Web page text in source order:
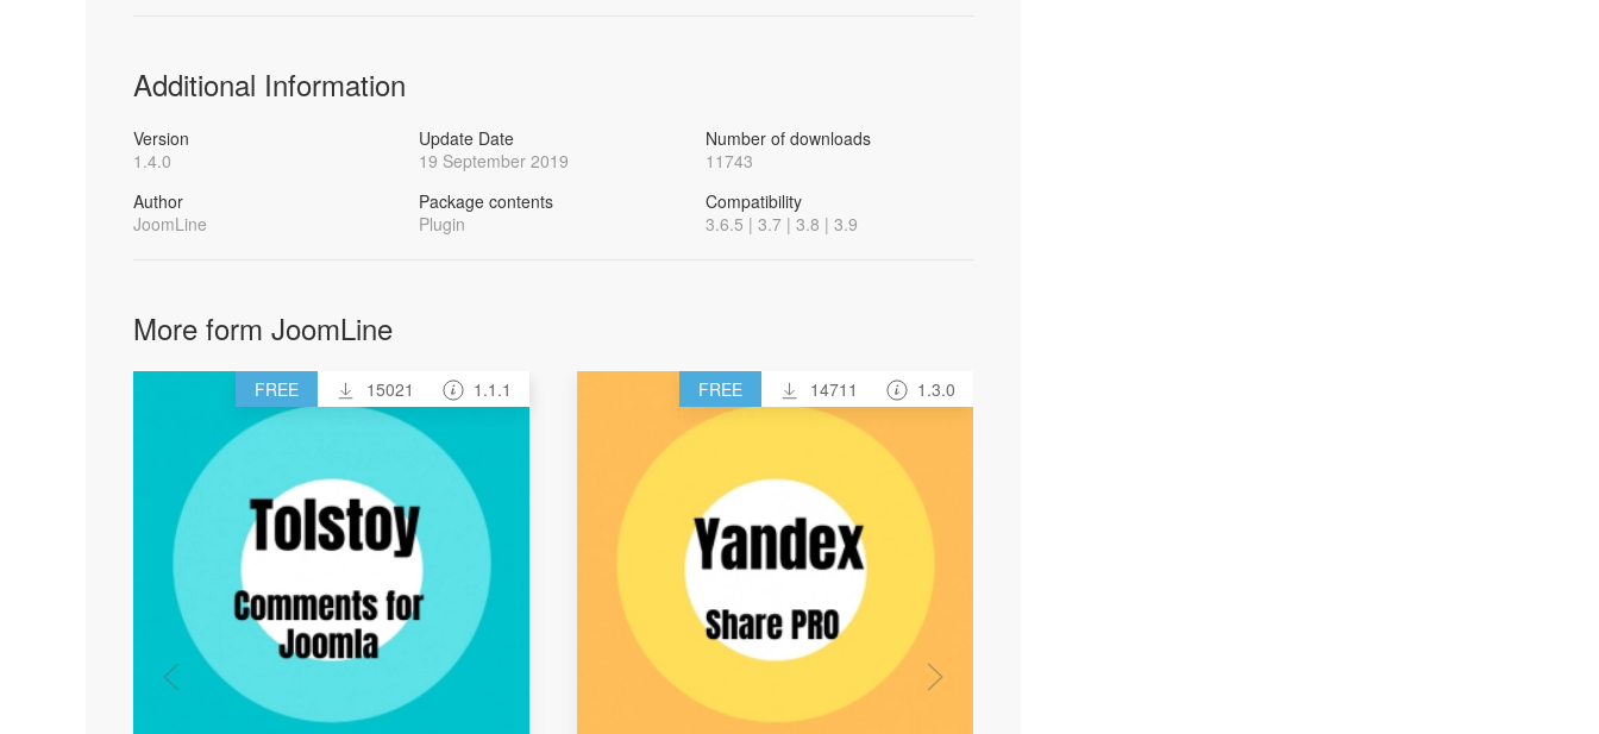
Additional Information
Version
1.4.0
Update Date
19 September 2019
Number of downloads
11743
Author
JoomLine
Package contents
Plugin
Compatibility
3.6.5 | 3.7 | 3.8 | 3.9
More form JoomLine
FREE 15021 1.1.1 FREE 14711 1.3.0